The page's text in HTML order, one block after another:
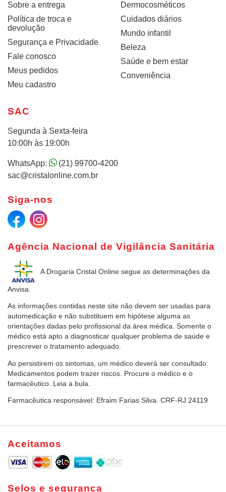
Sobre a entrega
Política de troca e
devolução
Segurança e Privacidade
Fale conosco
Meus pedidos
Meu cadastro
Dermocosméticos
Cuidados diários
Mundo infantil
Beleza
Saúde e bem estar
Conveniência
Agência Nacional de Vigilância Sanitária
A Drogaria Cristal Online segue as determinações da
Anvisa.
As informações contidas neste site não devem ser usadas para
automedicação e não substituem em hipótese alguma as
orientações dadas pelo profissional da área médica. Somente o
médico está apto a diagnosticar qualquer problema de saúde e
prescrever o tratamento adequado.
Ao persistirem os sintomas, um médico deverá ser consultado.
Medicamentos podem trazer riscos. Procure o médico e o
farmacêutico. Leia a bula.
Farmacêutica responsável: Efraim Farias Silva. CRF-RJ 24119
SAC
Segunda à Sexta-feira
10:00h às 19:00h
WhatsApp:
(21) 99700-4200
sac@cristalonline.com.br
Siga-nos
Aceitamos
Selos e segurança